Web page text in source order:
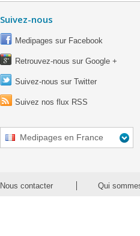
Suivez-nous
Medipages sur Facebook
Retrouvez-nous sur Google +
Suivez-nous sur Twitter
Suivez nos flux RSS
Medipages en France
Nous contacter Qui